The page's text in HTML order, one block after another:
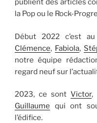
publient des articles
la Pop ou le Rock-
Début 2022 c’est
Clémence, Fabiola,
notre équipe
regard neuf sur
2023, ce sontVictor,
Guillaume qui ont
l’édifice.